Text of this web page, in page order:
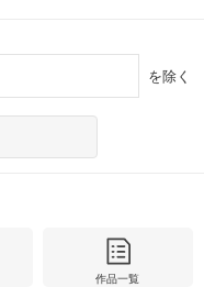
を除く
作品一覧